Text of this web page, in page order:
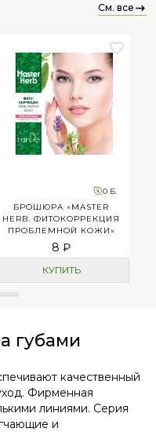
см. все
0 Б.
БРОШЮРА «MASTER
HERB. ФИТОКОРРЕКЦИЯ
ПРОБЛЕМНОЙ КОЖИ»
8 ₽
КУПИТЬ
губами
качественный
Фирменная
линиями. Серия
и